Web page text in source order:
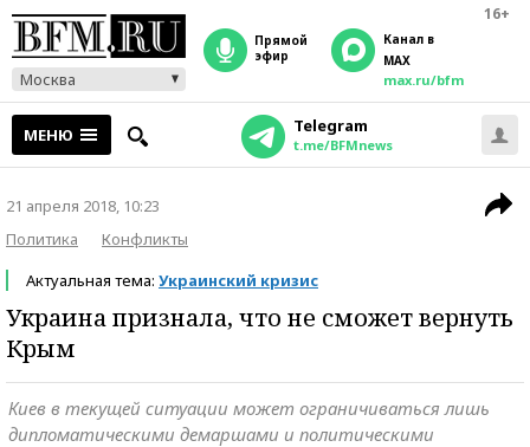
16+
Москва
прямой
эфир
Канал в
MAX
max.ru/bfm
МЕНЮ Telegram
t.me/BFMnews
21 апреля 2018, 10:23
Политика
Конфликты
Актуальная тема: Украинский кризис
Украина признала, что не сможет вернуть
Крым
Киев в текущей ситуации может ограничиваться лишь
дипломатическими демаршами и политическими